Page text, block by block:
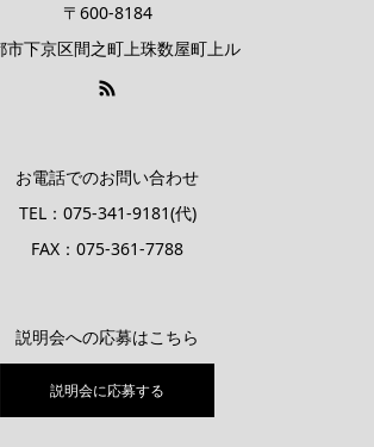
〒600-8184
市下京区間之町上珠数屋町上ル
お電話でのお問い合わせ
TEL：075-341-9181(代)
FAX：075-361-7788
説明会への応募はこちら
説明会に応募する